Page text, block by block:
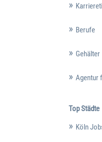
Berufe
Gehälter
Agentur
Top Städte
Köln